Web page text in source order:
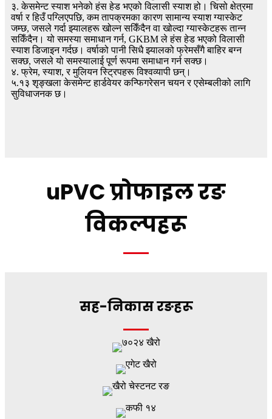
३. केसमेन्ट स्याश भनेको हंस हेड भएको विलासी स्याश हो। चिसो क्षेत्रमा
वर्षा र हिउँ पग्लिएपछि, कम तापक्रमका कारण सामान्य स्याश ग्यास्केट
जम्छ, जसले गर्दा झ्यालहरू खोल्न सकिँदैन वा खोल्दा ग्यास्केटहरू तान्न
सकिँदैन। यो समस्या समाधान गर्न, GKBM ले हंस हेड भएको विलासी
स्याश डिजाइन गर्दछ। वर्षाको पानी सिधै झ्यालको फ्रेमसँगै बाहिर बग्न
सक्छ, जसले यो समस्यालाई पूर्ण रूपमा समाधान गर्न सक्छ।
४. फ्रेम, स्याश, र मुलियन स्ट्रिपहरू विश्वव्यापी छन्।
५.१३ शृङ्खला केसमेन्ट हार्डवेयर कन्फिगरेसन चयन र एसेम्बलीको लागि
सुविधाजनक छ।
uPVC प्रोफाइल रङ
विकल्पहरू
सह-निकास रङहरू